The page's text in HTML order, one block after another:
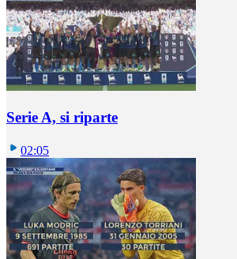
Serie A, si riparte
02:05